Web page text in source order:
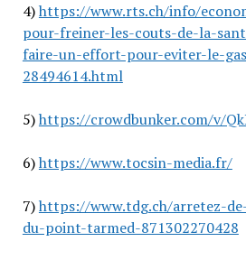
4)https://www.rts.ch/info/
pour-freiner-les-couts-de-la-
faire-un-effort-pour-eviter-le-
28494614.html
5)https://crowdbunker.com/v/
6)https://www.tocsin-media.fr/
7)https://www.tdg.ch/arretez-
du-point-tarmed-871302270428